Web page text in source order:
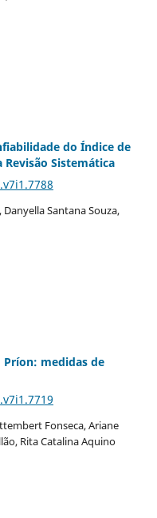
do Índice de
Revisão Sistemática
Santana Souza,
Príon: medidas de
Fonseca, Ariane
Rita Catalina Aquino